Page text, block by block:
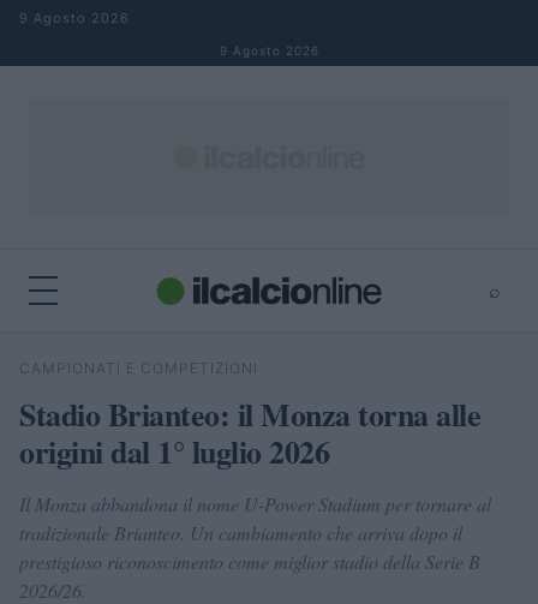
Salta al contenuto
9 Agosto 2026
9 Agosto 2026
⌕
Cerca
CAMPIONATI E COMPETIZIONI
Stadio Brianteo: il Monza torna alle
origini dal 1° luglio 2026
Il Monza abbandona il nome U-Power Stadium per tornare al
tradizionale Brianteo. Un cambiamento che arriva dopo il
prestigioso riconoscimento come miglior stadio della Serie B
2026/26.